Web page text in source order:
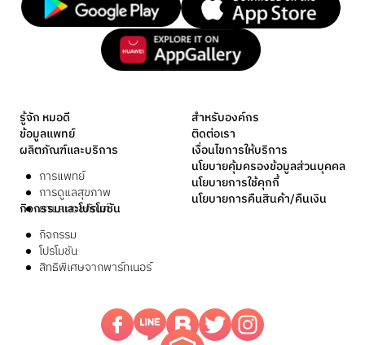
รู้จัก หมอดี
ข้อมูลแพทย์
ผลิตภัณฑ์และบริการ
การแพทย์
การดูแลสุขภาพ
ยาและเวชภัณฑ์
กิจกรรมและโปรโมชัน
กิจกรรม
โปรโมชัน
สิทธิพิเศษจากพาร์ทเนอร์
สำหรับองค์กร
ติดต่อเรา
เงื่อนไขการให้บริการ
นโยบายคุ้มครองข้อมูลส่วนบุคคล
นโยบายการใช้คุกกี้
นโยบายการคืนสินค้า/คืนเงิน